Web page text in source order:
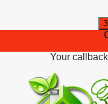
Your